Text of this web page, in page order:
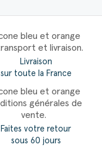
Livraison
sur toute la France
Faites votre retour
sous 60 jours